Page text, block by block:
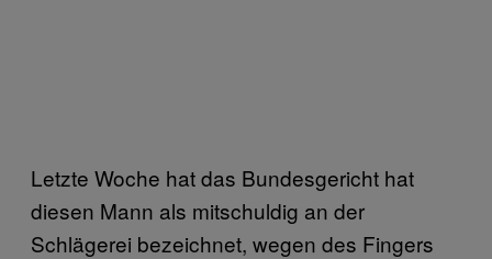
Letzte Woche hat das Bundesgericht hat
diesen Mann als mitschuldig an der
Schlägerei bezeichnet, wegen des Fingers